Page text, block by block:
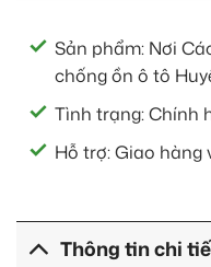
Sản phẩm: Nơi
chống ồn ô tô
Tình trạng: Chính
Hỗ trợ: Giao hàng
Thông tin chi